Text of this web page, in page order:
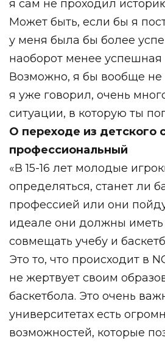
я сам не проходил
Может быть, если бы я
у меня была бы более
наоборот менее успешная
Возможно, я бы вообще
я уже говорил, очень
ситуации, в которую ты
О переходе из детского
профессиональный
«В 15-16 лет молодые
определяться, станет ли
профессией или они
идеале они должны иметь
совмещать учебу и
Это то, что происходит в
не жертвует своим
баскетбола. Это очень
университетах есть
возможностей, которые